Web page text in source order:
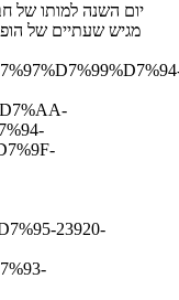
יום השנה למותו של
מגיש שעתיים של
23920-